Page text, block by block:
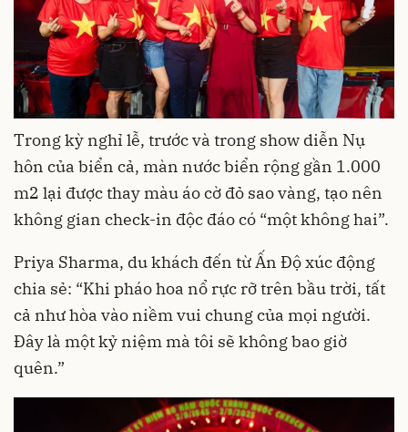
Trong kỳ nghỉ lễ, trước và trong show diễn Nụ
hôn của biển cả, màn nước biển rộng gần 1.000
m2 lại được thay màu áo cờ đỏ sao vàng, tạo nên
không gian check-in độc đáo có “một không hai”.
Priya Sharma, du khách đến từ Ấn Độ xúc động
chia sẻ: “Khi pháo hoa nổ rực rỡ trên bầu trời, tất
cả như hòa vào niềm vui chung của mọi người.
Đây là một kỷ niệm mà tôi sẽ không bao giờ
quên.”